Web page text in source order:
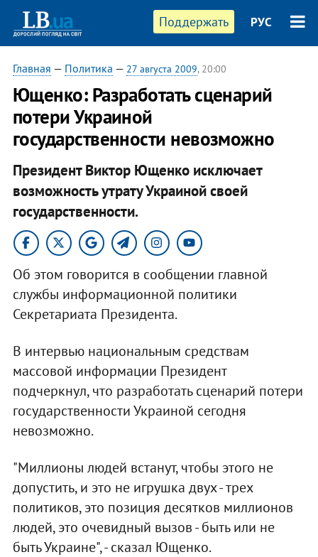
Поддержать РУС
Главная — Политика — 27 августа 2009, 20:00
Ющенко: Разработать сценарий
потери Украиной
государственности невозможно
Президент Виктор Ющенко исключает
возможность утрату Украиной своей
государственности.
Об этом говорится в сообщении главной
службы информационной политики
Секретариата Президента.
В интервью национальным средствам
массовой информации Президент
подчеркнул, что разработать сценарий потери
государственности Украиной сегодня
невозможно.
"Миллионы людей встанут, чтобы этого не
допустить, и это не игрушка двух - трех
политиков, это позиция десятков миллионов
людей, это очевидный вызов - быть или не
быть Украине", - сказал Ющенко.